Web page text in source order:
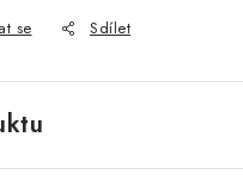
se Sdílet